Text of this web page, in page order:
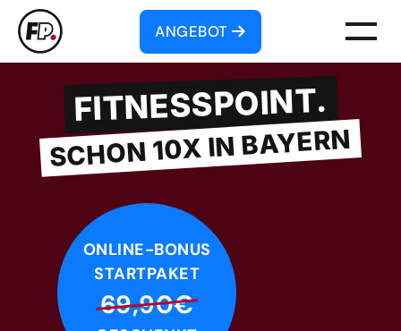
ANGEBOT
FITNESSPOINT.
SCHON 10X IN BAYERN
ONLINE-BONUS
STARTPAKET
69,90€